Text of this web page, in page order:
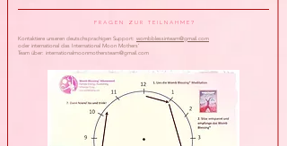
F r a g e n z u r T e i l n a h m e ?
Kontaktiere unseren deutschsprachigen Support: wombblessinteam@gmail.com
oder international das International Moon Mothers’
Team über: internationalmoonmothersteam@gmail.com